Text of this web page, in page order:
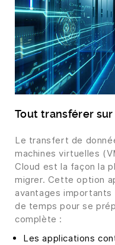
Tout transférer
Le transfert de
machines virtuelles
Cloud est la façon la
migrer. Cette option
avantages
de temps pour se
complète :
Les applications